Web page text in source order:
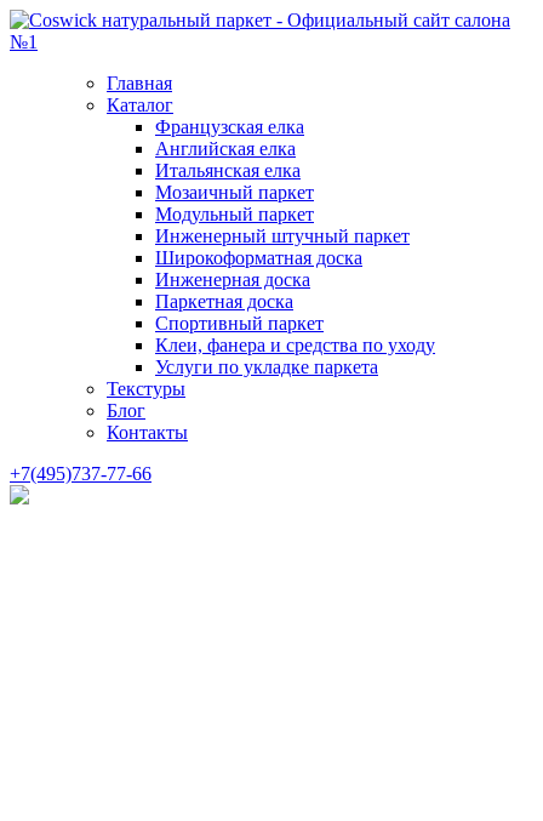
Главная
Каталог
Французская елка
Английская елка
Итальянская елка
Мозаичный паркет
Модульный паркет
Инженерный штучный паркет
Широкоформатная доска
Инженерная доска
Паркетная доска
Спортивный паркет
Клеи, фанера и средства по уходу
Услуги по укладке паркета
Текстуры
Блог
Контакты
+7(495)737-77-66